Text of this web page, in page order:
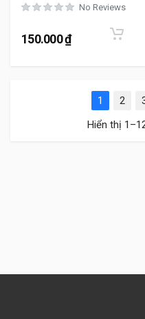
No Reviews
150.000₫
1 2
Hiển thị